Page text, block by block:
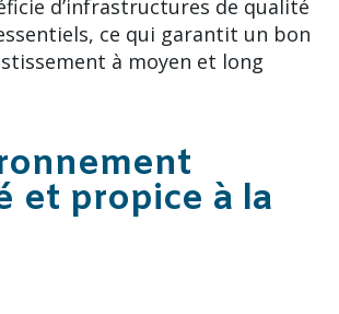
d’infrastructures de qualité
ce qui garantit un bon
à moyen et long
et propice à la